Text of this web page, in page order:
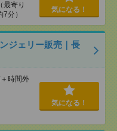
最寄り
分）
気になる！
ジェリー販売｜長
時間外
気になる！